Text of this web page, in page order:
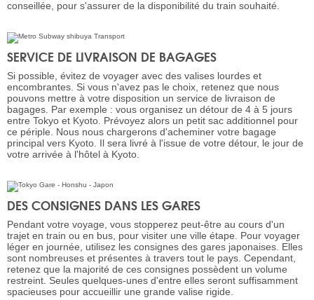
conseillée, pour s'assurer de la disponibilité du train souhaité.
SERVICE DE LIVRAISON DE BAGAGES
Si possible, évitez de voyager avec des valises lourdes et
encombrantes. Si vous n'avez pas le choix, retenez que nous
pouvons mettre à votre disposition un service de livraison de
bagages. Par exemple : vous organisez un détour de 4 à 5 jours
entre Tokyo et Kyoto. Prévoyez alors un petit sac additionnel pour
ce périple. Nous nous chargerons d'acheminer votre bagage
principal vers Kyoto. Il sera livré à l'issue de votre détour, le jour de
votre arrivée à l'hôtel à Kyoto.
DES CONSIGNES DANS LES GARES
Pendant votre voyage, vous stopperez peut-être au cours d'un
trajet en train ou en bus, pour visiter une ville étape. Pour voyager
léger en journée, utilisez les consignes des gares japonaises. Elles
sont nombreuses et présentes à travers tout le pays. Cependant,
retenez que la majorité de ces consignes possèdent un volume
restreint. Seules quelques-unes d'entre elles seront suffisamment
spacieuses pour accueillir une grande valise rigide.